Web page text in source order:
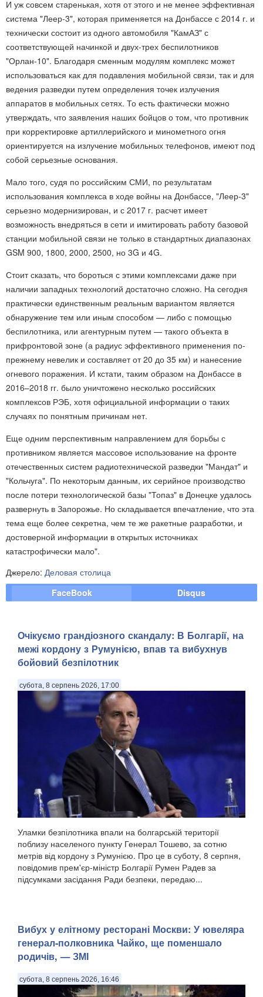
И уж совсем старенькая, хотя от этого и не менее эффективная
система "Леер-3", которая применяется на Донбассе с 2014 г. и
технически состоит из одного автомобиля "КамАЗ" с
соответствующей начинкой и двух-трех беспилотников
"Орлан-10". Благодаря сменным модулям комплекс может
использоваться как для подавления мобильной связи, так и для
ведения разведки путем определения точек излучения
аппаратов в мобильных сетях. То есть фактически можно
утверждать, что заявления наших бойцов о том, что противник
при корректировке артиллерийского и минометного огня
ориентируется на излучение мобильных телефонов, имеют под
собой серьезные основания.
Мало того, судя по российским СМИ, по результатам
использования комплекса в ходе войны на Донбассе, "Леер-3"
серьезно модернизирован, и с 2017 г. расчет имеет
возможность внедряться в сети и имитировать работу базовой
станции мобильной связи не только в стандартных диапазонах
GSM 900, 1800, 2000, 2500, но 3G и 4G.
Стоит сказать, что бороться с этими комплексами даже при
наличии западных технологий достаточно сложно. На сегодня
практически единственным реальным вариантом является
обнаружение тем или иным способом — либо с помощью
беспилотника, или агентурным путем — такого объекта в
прифронтовой зоне (а радиус эффективного применения по-
прежнему невелик и составляет от 20 до 35 км) и нанесение
огневого поражения. И кстати, таким образом на Донбассе в
2016–2018 гг. было уничтожено несколько российских
комплексов РЭБ, хотя официальной информации о таких
случаях по понятным причинам нет.
Еще одним перспективным направлением для борьбы с
противником является массовое использование на фронте
отечественных систем радиотехнической разведки "Мандат" и
"Кольчуга". По некоторым данным, их серийное производство
после потери технологической базы "Топаз" в Донецке удалось
развернуть в Запорожье. Но складывается впечатление, что эта
тема еще более секретна, чем те же ракетные разработки, и
достоверной информации в открытых источниках
катастрофически мало".
Джерело: Деловая столица
FaceBook
Disqus
Очікуємо грандіозного скандалу: В Болгарії, на
межі кордону з Румунією, впав та вибухнув
бойовий безпілотник
субота, 8 серпень 2026, 17:00
Уламки безпілотника впали на болгарській території
поблизу населеного пункту Генерал Тошево, за сотню
метрів від кордону з Румунією. Про це в суботу, 8 серпня,
повідомив прем'єр-міністр Болгарії Румен Радев за
підсумками засідання Ради безпеки, передаю...
Вибух у елітному ресторані Москви: У ювеляра
генерал-полковника Чайко, ще поменшало
родичів, — ЗМІ
субота, 8 серпень 2026, 16:46